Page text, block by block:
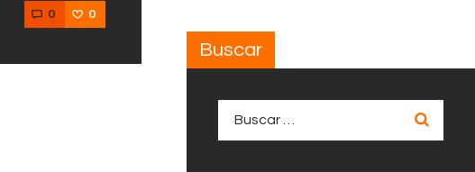
0 0
Buscar